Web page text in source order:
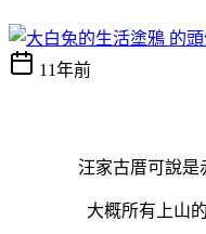
11年前
汪家古厝可說是
大概所有上山